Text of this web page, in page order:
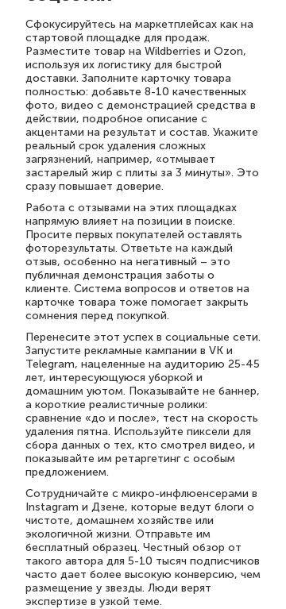
Сфокусируйтесь на маркетплейсах как на
стартовой площадке для продаж.
Разместите товар на Wildberries и Ozon,
используя их логистику для быстрой
доставки. Заполните карточку товара
полностью: добавьте 8-10 качественных
фото, видео с демонстрацией средства в
действии, подробное описание с
акцентами на результат и состав. Укажите
реальный срок удаления сложных
загрязнений, например, «отмывает
застарелый жир с плиты за 3 минуты». Это
сразу повышает доверие.
Работа с отзывами на этих площадках
напрямую влияет на позиции в поиске.
Просите первых покупателей оставлять
фоторезультаты. Ответьте на каждый
отзыв, особенно на негативный – это
публичная демонстрация заботы о
клиенте. Система вопросов и ответов на
карточке товара тоже помогает закрыть
сомнения перед покупкой.
Перенесите этот успех в социальные сети.
Запустите рекламные кампании в VK и
Telegram, нацеленные на аудиторию 25-45
лет, интересующуюся уборкой и
домашним уютом. Показывайте не баннер,
а короткие реалистичные ролики:
сравнение «до и после», тест на скорость
удаления пятна. Используйте пиксели для
сбора данных о тех, кто смотрел видео, и
показывайте им ретаргетинг с особым
предложением.
Сотрудничайте с микро-инфлюенсерами в
Instagram и Дзене, которые ведут блоги о
чистоте, домашнем хозяйстве или
экологичной жизни. Отправьте им
бесплатный образец. Честный обзор от
такого автора для 5-10 тысяч подписчиков
часто дает более высокую конверсию, чем
размещение у звезды. Люди верят
экспертизе в узкой теме.